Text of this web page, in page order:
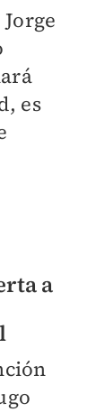
es
a